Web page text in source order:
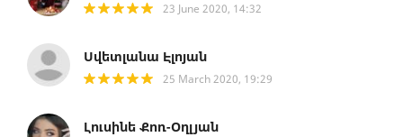
23 June 2020, 14:32
Սվետլանա Էլոյան
25 March 2020, 19:29
Լուսինե Քոռ-Օղլյան